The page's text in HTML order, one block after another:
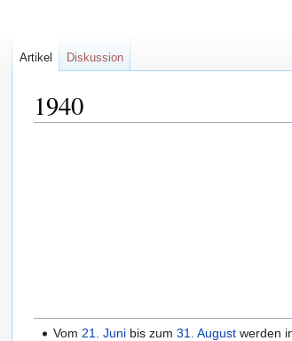
1940
Vom 21. Juni bis zum31. August werden
Artikel Diskussion